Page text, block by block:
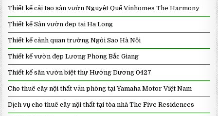
Thiết kế cải tạo sân vườn Nguyệt Quế Vinhomes The Harmony
Thiết kế Sân vườn đẹp tại Hạ Long
Thiết kế cảnh quan trường Ngôi Sao Hà Nội
Thiết kế vườn đẹp Lương Phong Bắc Giang
Thiết kế sân vườn biệt thự Hướng Dương 0427
Cho thuê cây nội thất văn phòng tại Yamaha Motor Việt Nam
Dịch vụ cho thuê cây nội thất tại tòa nhà The Five Residences